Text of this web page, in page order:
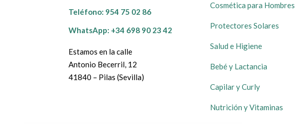
Teléfono: 954 75 02 86
WhatsApp: +34 698 90 23 42
Estamos en la calle
Antonio Becerril, 12
41840 – Pilas (Sevilla)
Cosmética para Hombres
Protectores Solares
Salud e Higiene
Bebé y Lactancia
Capilar y Curly
Nutrición y Vitaminas